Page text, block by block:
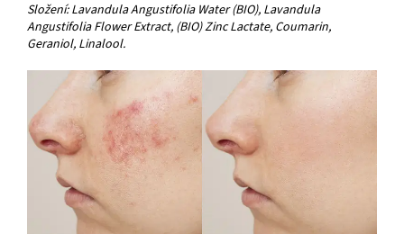
Složení: Lavandula Angustifolia Water (BIO), Lavandula
Angustifolia Flower Extract, (BIO) Zinc Lactate, Coumarin,
Geraniol, Linalool.